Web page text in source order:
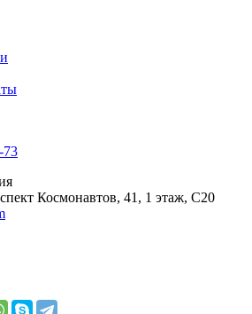
73
Космонавтов, 41, 1 этаж, С20